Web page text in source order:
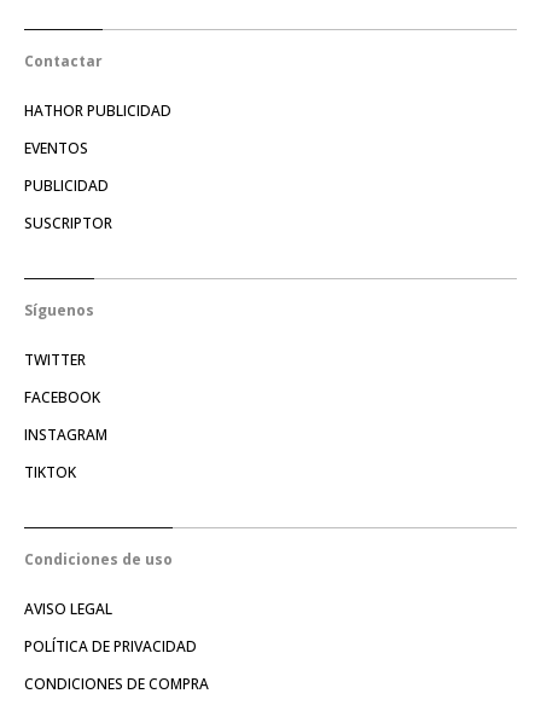
Contactar
HATHOR PUBLICIDAD
EVENTOS
PUBLICIDAD
SUSCRIPTOR
Síguenos
TWITTER
FACEBOOK
INSTAGRAM
TIKTOK
Condiciones de uso
AVISO LEGAL
POLÍTICA DE PRIVACIDAD
CONDICIONES DE COMPRA